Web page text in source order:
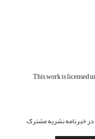
This work is licensed
در خبرنامه نشریه مشترک